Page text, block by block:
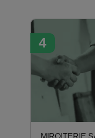
4
MIROITERIE